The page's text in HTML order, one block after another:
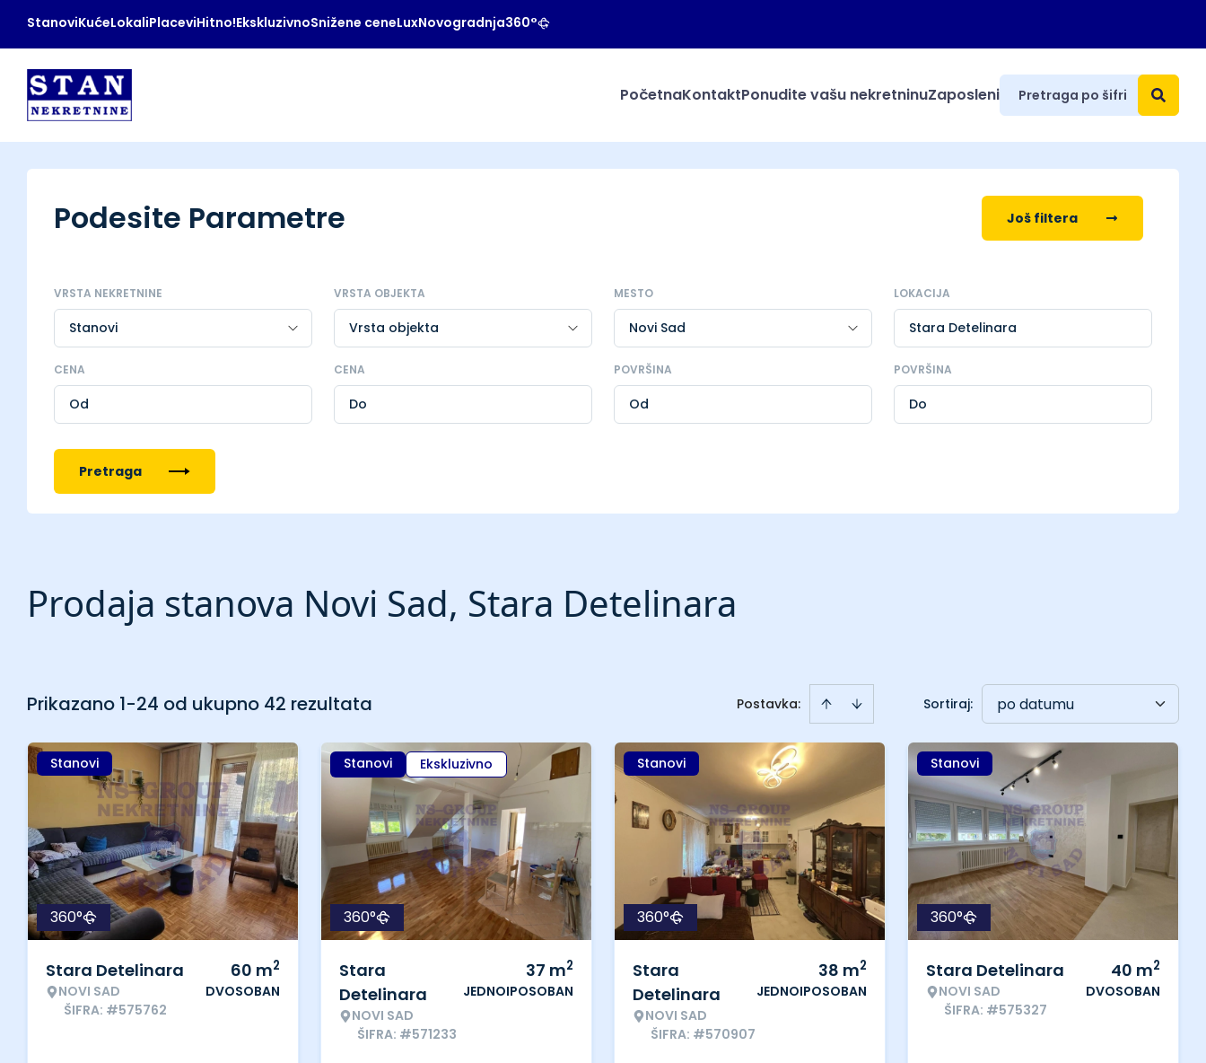
StanoviKućeLokaliPlaceviHitno!EkskluzivnoSnižene ceneLuxNovogradnja360°
PočetnaKontaktPonudite vašu nekretninuZaposleni
Podesite Parametre Još filtera
VRSTA NEKRETNINE VRSTA OBJEKTA MESTO LOKACIJA
Stara Detelinara
CENA CENA POVRŠINA POVRŠINA
Pretraga
Prodaja stanova Novi Sad, Stara Detelinara
Prikazano 1-24 od ukupno 42 rezultata Postavka: Sortiraj: po datumu
Stanovi
360°
Stara Detelinara
NOVI SAD
ŠIFRA: #575762
60 m2
DVOSOBAN
Stanovi Ekskluzivno
360°
Stara
Detelinara
NOVI SAD
ŠIFRA: #571233
37 m2
JEDNOIPOSOBAN
Stanovi
360°
Stara
Detelinara
NOVI SAD
ŠIFRA: #570907
38 m2
JEDNOIPOSOBAN
Stanovi
360°
Stara Detelinara
NOVI SAD
ŠIFRA: #575327
40 m2
DVOSOBAN